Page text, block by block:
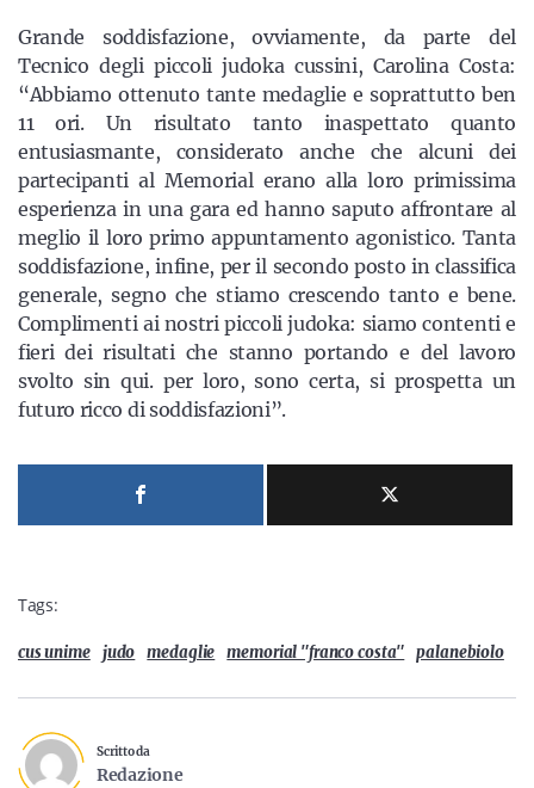
Grande soddisfazione, ovviamente, da parte del
Tecnico degli piccoli judoka cussini, Carolina Costa:
“Abbiamo ottenuto tante medaglie e soprattutto ben
11 ori. Un risultato tanto inaspettato quanto
entusiasmante, considerato anche che alcuni dei
partecipanti al Memorial erano alla loro primissima
esperienza in una gara ed hanno saputo affrontare al
meglio il loro primo appuntamento agonistico. Tanta
soddisfazione, infine, per il secondo posto in classifica
generale, segno che stiamo crescendo tanto e bene.
Complimenti ai nostri piccoli judoka: siamo contenti e
fieri dei risultati che stanno portando e del lavoro
svolto sin qui. per loro, sono certa, si prospetta un
futuro ricco di soddisfazioni”.
Tags:
cus unime judo medaglie memorial "franco costa" palanebiolo
Scritto da
Redazione